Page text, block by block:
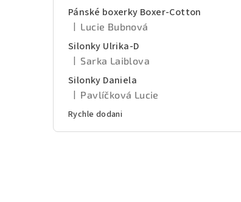
Pánské boxerky Boxer-Cotton
Hodnocení produktu je 5 z 5 hvězdiček.
Lucie Bubnová
Silonky Ulrika-D
Hodnocení produktu je 5 z 5 hvězdiček.
Sarka Laiblova
Silonky Daniela
Hodnocení produktu je 5 z 5 hvězdiček.
Pavlíčková Lucie
Rychle dodani